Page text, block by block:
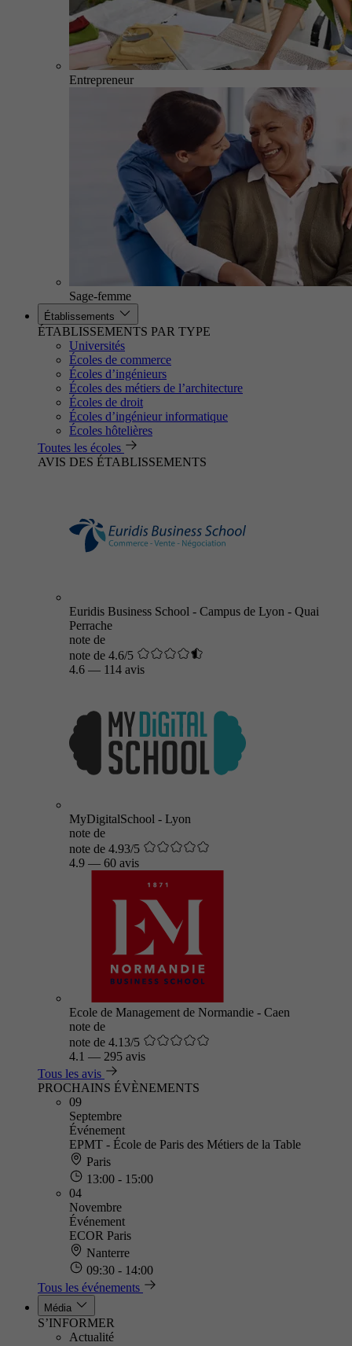
Entrepreneur
Sage-femme
Établissements
ÉTABLISSEMENTS PAR TYPE
Universités
Écoles de commerce
Écoles d’ingénieurs
Écoles des métiers de l’architecture
Écoles de droit
Écoles d’ingénieur informatique
Écoles hôtelières
Toutes les écoles
AVIS DES ÉTABLISSEMENTS
Euridis Business School - Campus de Lyon - Quai
Perrache
note de
note de 4.6/5
4.6 — 114 avis
MyDigitalSchool - Lyon
note de
note de 4.93/5
4.9 — 60 avis
Ecole de Management de Normandie - Caen
note de
note de 4.13/5
4.1 — 295 avis
Tous les avis
PROCHAINS ÉVÈNEMENTS
09
Septembre
Événement
EPMT - École de Paris des Métiers de la Table
Paris
13:00 - 15:00
04
Novembre
Événement
ECOR Paris
Nanterre
09:30 - 14:00
Tous les événements
Média
S’INFORMER
Actualité